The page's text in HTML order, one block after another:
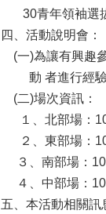
30青年領袖選拔
四、活動說明會：
(一)為讓有興趣
動 者進行經驗
(二)場次資訊：
１、北部場：
２、東部場：
３、南部場：
４、中部場：
五、本活動相關訊